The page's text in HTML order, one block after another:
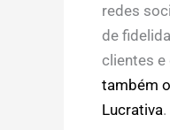
redes
de
clientes e
também
Lucrativa.